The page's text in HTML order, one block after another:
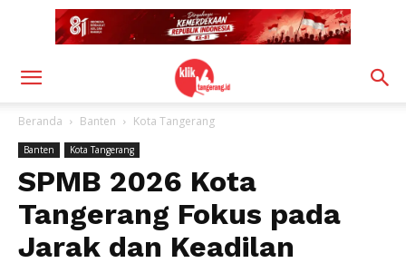
Beranda Banten Kota Tangerang
Banten Kota Tangerang
SPMB 2026 Kota
Tangerang Fokus pada
Jarak dan Keadilan